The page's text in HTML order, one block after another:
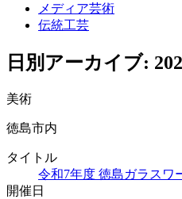
メディア芸術
伝統工芸
日別アーカイブ:
美術
徳島市内
タイトル
令和7年度 徳島ガラスワ
開催日